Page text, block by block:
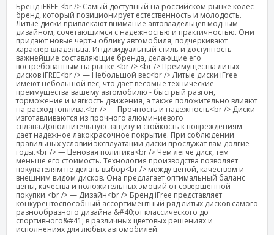
Бренд iFREE <br /> Самый доступный на российском рынке колес
бренд, который позиционирует естественность и молодость.
Литые диски привлекают внимание автовладельцев модным
дизайном, сочетающимся с надежностью и практичностью. Они
придают новые черты облику автомобиля, подчеркивают
характер владельца. Индивидуальный стиль и доступность –
важнейшие составляющие бренда, делающие его
востребованным на рынке.<br /> <br /> Преимущества литых
дисков iFREE<br /> — Небольшой вес<br /> Литые диски iFree
имеют небольшой вес, что дает весомые технические
преимущества вашему автомобилю - быстрый разгон,
торможение и мягкость движения, а также положительно влияют
на расход топлива.<br /> — Прочность и надежность<br /> Диски
изготавливаются из прочного алюминиевого
сплава.Дополнительную защиту и стойкость к повреждениям
дает надежное лакокрасочное покрытие. При соблюдении
правильных условий эксплуатации диски прослужат вам долгие
годы.<br /> — Ценовая политика<br /> Чем легче диск, тем
меньше его стоимость. Технология производства позволяет
покупателям не делать выбор<br /> между ценой, качеством и
внешним видом дисков. Она предлагает оптимальный баланс
цены, качества и положительных эмоций от совершенной
покупки.<br /> — Дизайн<br /> Бренд iFree представляет
конкурентоспособный ассортиментный ряд литых дисков самого
разнообразного дизайна &#40;от классического до
спортивного&#41; в различных цветовых решениях и
исполнениях для любых автомобилей.